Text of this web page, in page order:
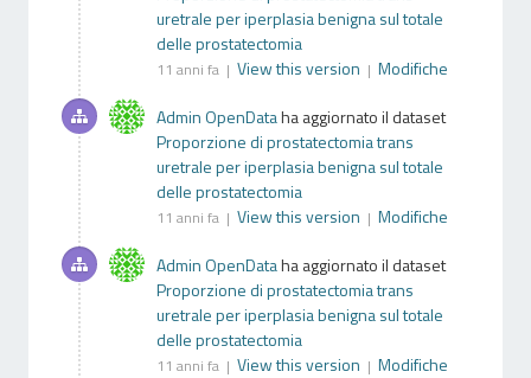
uretrale per iperplasia benigna sul totale
delle prostatectomia
11 anni fa | View this version | Modifiche
Admin OpenDataha aggiornato il dataset
Proporzione di prostatectomia trans
uretrale per iperplasia benigna sul totale
delle prostatectomia
11 anni fa | View this version | Modifiche
Admin OpenDataha aggiornato il dataset
Proporzione di prostatectomia trans
uretrale per iperplasia benigna sul totale
delle prostatectomia
11 anni fa | View this version | Modifiche